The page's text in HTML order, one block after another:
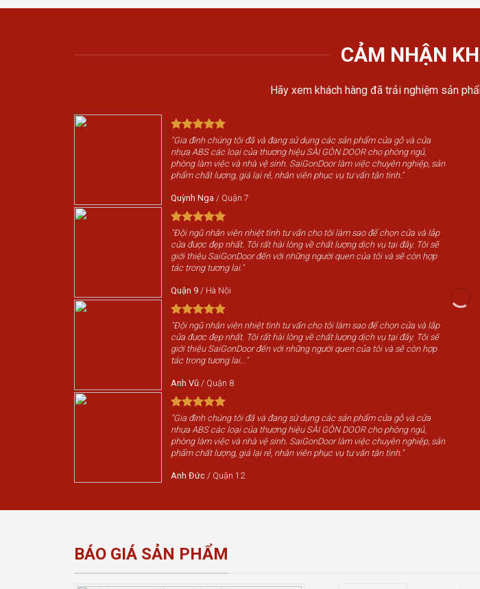
CẢM NHẬN
Hãy xem khách hàng đã trải nghiệm sản
"Gia đình chúng tôi đã và đang sử dụng các sản phẩm cửa gỗ và cửa
nhựa ABS các loại của thương hiệu SÀI GÒN DOOR cho phòng ngủ,
phòng làm việc và nhà vệ sinh. SaiGonDoor làm việc chuyên nghiệp, sản
phẩm chất lượng, giá lại rẻ, nhân viên phục vụ tư vấn tận tình."
Quỳnh Nga / Quận 7
"Đội ngũ nhân viên nhiệt tình tư vấn cho tôi làm sao để chọn cửa và lắp
cửa được đẹp nhất. Tôi rất hài lòng về chất lượng dịch vụ tại đây. Tôi sẽ
giới thiệu SaiGonDoor đến với những người quen của tôi và sẽ còn hợp
tác trong tương lai."
Quận 9 / Hà Nội
"Đội ngũ nhân viên nhiệt tình tư vấn cho tôi làm sao để chọn cửa và lắp
cửa được đẹp nhất. Tôi rất hài lòng về chất lượng dịch vụ tại đây. Tôi sẽ
giới thiệu SaiGonDoor đến với những người quen của tôi và sẽ còn hợp
tác trong tương lai..."
Anh Vũ / Quận 8
"Gia đình chúng tôi đã và đang sử dụng các sản phẩm cửa gỗ và cửa
nhựa ABS các loại của thương hiệu SÀI GÒN DOOR cho phòng ngủ,
phòng làm việc và nhà vệ sinh. SaiGonDoor làm việc chuyên nghiệp, sản
phẩm chất lượng, giá lại rẻ, nhân viên phục vụ tư vấn tận tình."
Anh Đức / Quận 12
BÁO GIÁ SẢN PHẨM